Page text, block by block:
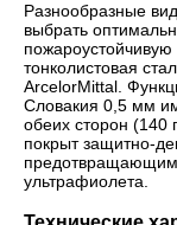
Разнообразные
выбрать
тонколистовая
ArcelorMittal.
Словакия 0,5 мм
обеих сторон (140
покрыт защитно-
ультрафиолета.